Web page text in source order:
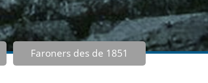
Faroners des de 1851